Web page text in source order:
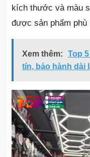
kích thước và màu
được sản phẩm
Xem thêm:
Top
tín, bảo hành dài